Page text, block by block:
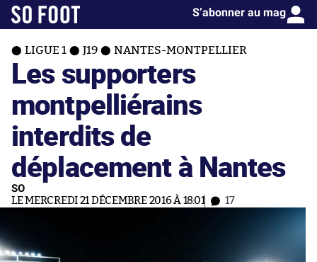
S’abonner au mag
LIGUE 1 J19 NANTES-MONTPELLIER
Les supporters
montpelliérains
interdits de
déplacement à Nantes
SO
LE MERCREDI 21 DÉCEMBRE 2016 À 18:01 17